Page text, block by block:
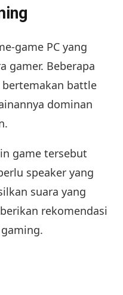
game PC yang
gamer. Beberapa
battle
dominan
game tersebut
speaker yang
suara yang
rekomendasi